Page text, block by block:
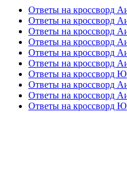
Ответы на кроссворд
Ответы на кроссворд
Ответы на кроссворд
Ответы на кроссворд
Ответы на кроссворд
Ответы на кроссворд
Ответы на кроссворд
Ответы на кроссворд
Ответы на кроссворд
Ответы на кроссворд